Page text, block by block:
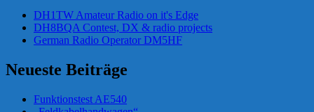
DH1TW Amateur Radio on it's Edge
DH8BQA Contest, DX & radio projects
German Radio Operator DM5HF
Neueste Beiträge
Funktionstest AE540